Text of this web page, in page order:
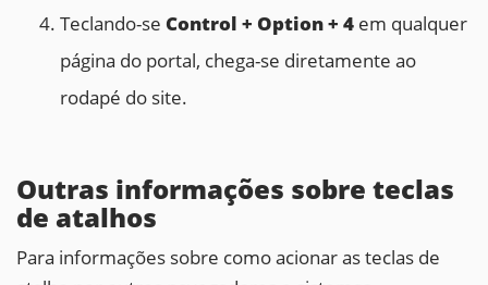
Teclando-se Control + Option + 4 em qualquer
página do portal, chega-se diretamente ao
rodapé do site.
Outras informações sobre teclas
de atalhos
Para informações sobre como acionar as teclas de